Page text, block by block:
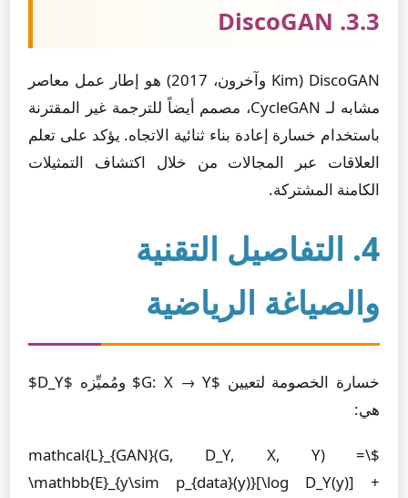
3.3. DiscoGAN
DiscoGAN (Kim وآخرون، 2017) هو إطار عمل معاصر
مشابه لـ CycleGAN، مصمم أيضاً للترجمة غير المقترنة
باستخدام خسارة إعادة بناء ثنائية الاتجاه. يؤكد على تعلم
العلاقات عبر المجالات من خلال اكتشاف التمثيلات
الكامنة المشتركة.
4. التفاصيل التقنية
والصياغة الرياضية
خسارة الخصومة لتعيين $G: X → Y$ ومُميِّزه $D_Y$
هي:
$\mathcal{L}_{GAN}(G, D_Y, X, Y) =
\mathbb{E}_{y\sim p_{data}(y)}[\log D_Y(y)] +